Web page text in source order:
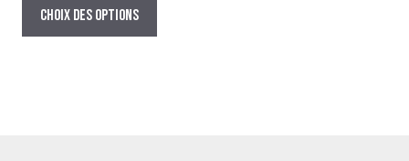
29,00€
à
Choix des options
a